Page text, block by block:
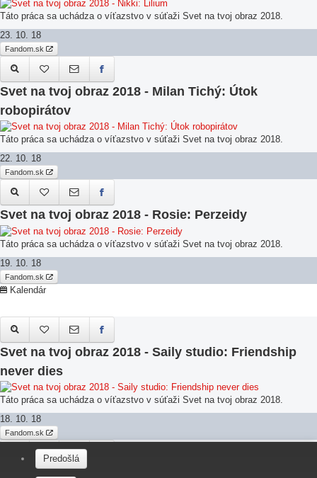
Táto práca sa uchádza o víťazstvo v súťaži Svet na tvoj obraz 2018.
23. 10. 18
Fandom.sk
Svet na tvoj obraz 2018 - Milan Tichý: Útok
robopirátov
Táto práca sa uchádza o víťazstvo v súťaži Svet na tvoj obraz 2018.
22. 10. 18
Fandom.sk
Svet na tvoj obraz 2018 - Rosie: Perzeidy
Táto práca sa uchádza o víťazstvo v súťaži Svet na tvoj obraz 2018.
19. 10. 18
Fandom.sk
Kalendár
Svet na tvoj obraz 2018 - Saily studio: Friendship
never dies
Táto práca sa uchádza o víťazstvo v súťaži Svet na tvoj obraz 2018.
18. 10. 18
Fandom.sk
Predošlá